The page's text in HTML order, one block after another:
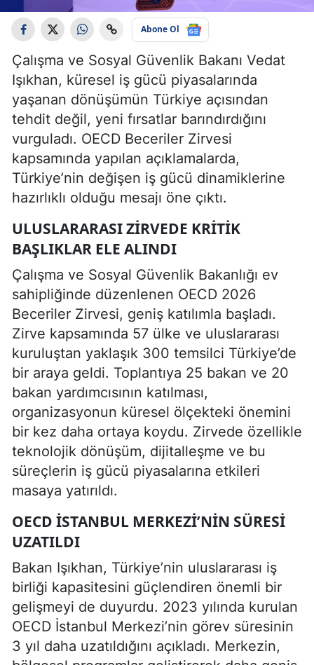
Abone Ol
Çalışma ve Sosyal Güvenlik Bakanı Vedat
Işıkhan, küresel iş gücü piyasalarında
yaşanan dönüşümün Türkiye açısından
tehdit değil, yeni fırsatlar barındırdığını
vurguladı. OECD Beceriler Zirvesi
kapsamında yapılan açıklamalarda,
Türkiye’nin değişen iş gücü dinamiklerine
hazırlıklı olduğu mesajı öne çıktı.
ULUSLARARASI ZIRVEDE KRITIK
BAŞLIKLAR ELE ALINDI
Çalışma ve Sosyal Güvenlik Bakanlığı ev
sahipliğinde düzenlenen OECD 2026
Beceriler Zirvesi, geniş katılımla başladı.
Zirve kapsamında 57 ülke ve uluslararası
kuruluştan yaklaşık 300 temsilci Türkiye’de
bir araya geldi. Toplantıya 25 bakan ve 20
bakan yardımcısının katılması,
organizasyonun küresel ölçekteki önemini
bir kez daha ortaya koydu. Zirvede özellikle
teknolojik dönüşüm, dijitalleşme ve bu
süreçlerin iş gücü piyasalarına etkileri
masaya yatırıldı.
OECD İSTANBUL MERKEZI’NIN SÜRESI
UZATILDI
Bakan Işıkhan, Türkiye’nin uluslararası iş
birliği kapasitesini güçlendiren önemli bir
gelişmeyi de duyurdu. 2023 yılında kurulan
OECD İstanbul Merkezi’nin görev süresinin
3 yıl daha uzatıldığını açıkladı. Merkezin,